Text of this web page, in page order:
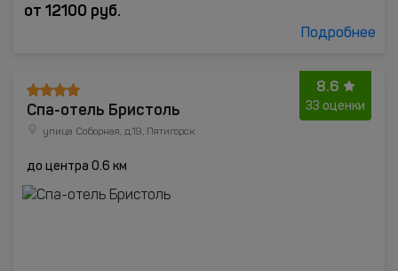
от 12100 руб.
Подробнее
8.6
33 оценки
Спа-отель Бристоль
улица Соборная, д.19, Пятигорск
до центра 0.6 км